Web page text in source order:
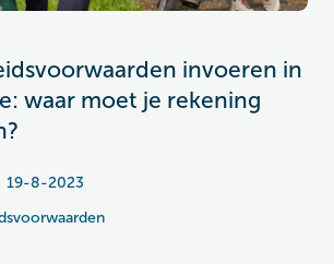
invoeren in
waar moet je rekening
19-8-2023